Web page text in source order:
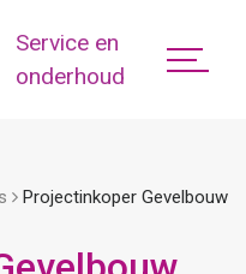
Service en
onderhoud
Projectinkoper Gevelbouw